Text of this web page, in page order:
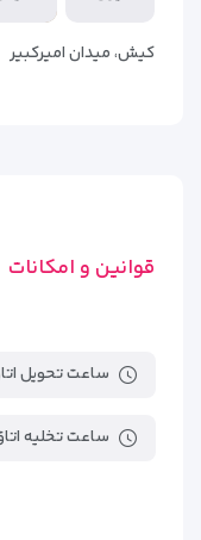
مسافران، از
مسافران کاری باشند.
کیش، میدان امیرکبیر
قوانین و امکانات
ساعت تحویل
ساعت تخلیه